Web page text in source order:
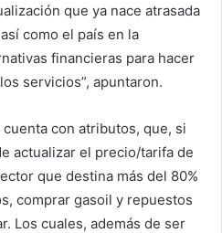
que ya nace atrasada
como el país en la
financieras para hacer
servicios”, apuntaron.
con atributos, que, si
actualizar el precio/tarifa de
que destina más del 80%
comprar gasoil y repuestos
Los cuales, además de ser